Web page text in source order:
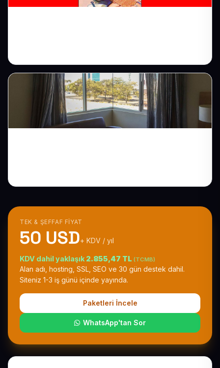
TEK & ŞEFFAF FIYAT
50 USD+ KDV / yıl
KDV dahil yaklaşık 2.855,47 TL (TCMB)
Alan adı, hosting, SSL, SEO ve 30 gün destek dahil.
Siteniz 1-3 iş günü içinde yayında.
Paketleri İncele
WhatsApp'tan Sor